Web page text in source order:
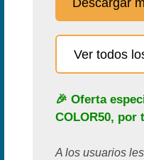
Ver todos
🎉 Oferta
COLOR50, por
A los usuarios